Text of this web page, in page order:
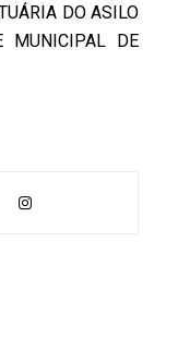
DO ASILO
MUNICIPAL DE